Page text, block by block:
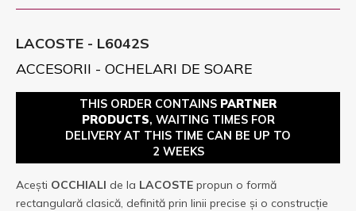
LACOSTE - L6042S
ACCESORII - OCHELARI DE SOARE
THIS ORDER CONTAINS PARTNER
PRODUCTS, WAITING TIMES FOR
DELIVERY AT THIS TIME CAN BE UP TO
2 WEEKS
Acești OCCHIALI de la LACOSTE propun o formă
rectangulară clasică, definită prin linii precise și o construcție